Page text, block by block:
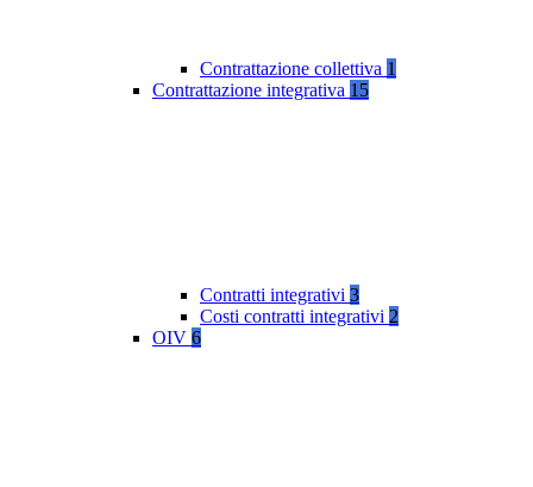
Contrattazione collettiva 1
Contrattazione integrativa 15
Contratti integrativi 3
Costi contratti integrativi 2
OIV 6